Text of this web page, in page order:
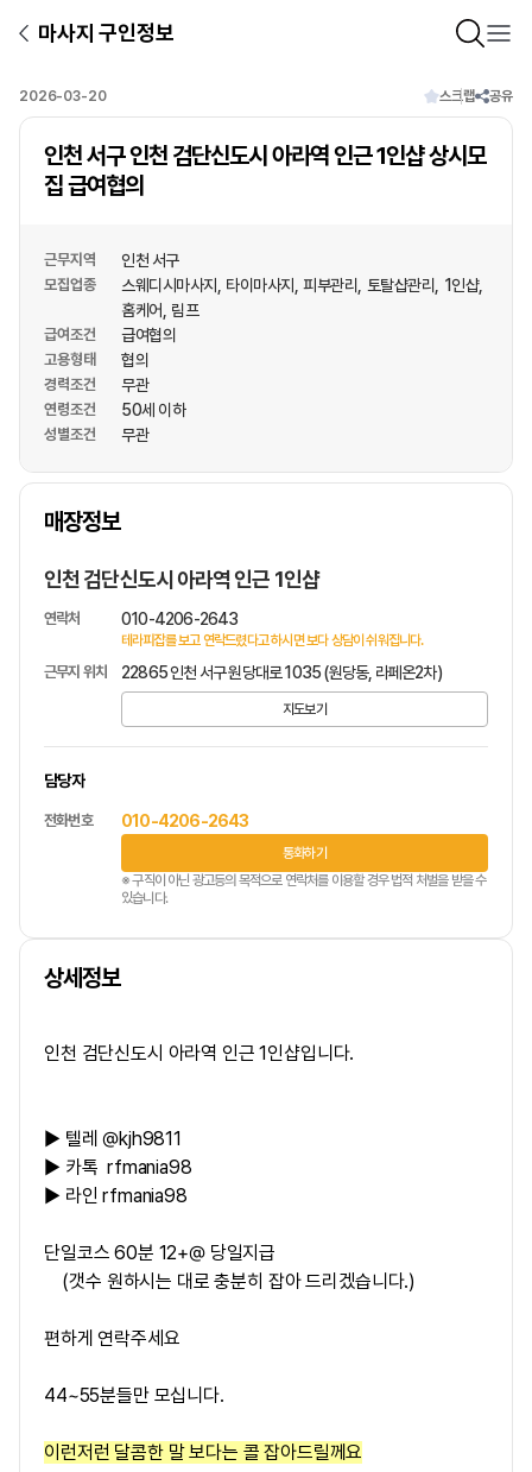
마사지 구인정보
2026-03-20 스크랩 공유
인천 서구 인천 검단신도시 아라역 인근 1인샵 상시모
집 급여협의
근무지역 인천 서구
모집업종 스웨디시마사지 타이마사지 피부관리 토탈샵관리
1인샵
홈케어
림프
급여조건 급여협의
고용형태 협의
경력조건 무관
연령조건 50세 이하
성별조건 무관
매장정보
상호명
인천 검단신도시 아라역 인근 1인샵
연락처 010-4206-2643
테라피잡를 보고 연락드렸다고 하시면 보다 상담이 쉬워집니다.
근무지 위치 22865 인천 서구 원당대로 1035 (원당동, 라페온2차)
지도보기
담당자
전화번호 010-4206-2643
통화하기
※ 구직이 아닌 광고등의 목적으로 연락처를 이용할 경우 법적 처벌을 받을 수
있습니다.
상세정보
인천 검단신도시 아라역 인근 1인샵입니다.
▶ 텔레 @kjh9811
▶ 카톡 rfmania98
▶ 라인 rfmania98
단일코스 60분 12+@ 당일지급
(갯수 원하시는 대로 충분히 잡아 드리겠습니다.)
편하게 연락주세요
44~55분들만 모십니다.
이런저런 달콤한 말 보다는 콜 잡아드릴께요